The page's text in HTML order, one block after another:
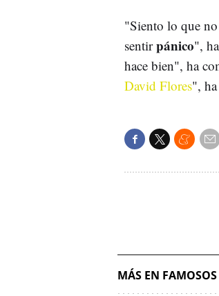
"Siento lo que
sentirpánico",
hace bien", ha
David Flores",
MÁS EN FAMOSOS